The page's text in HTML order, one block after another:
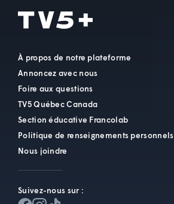
À propos de notre plateforme
Annoncez avec nous
Foire aux questions
TV5 Québec Canada
Section éducative Francolab
Politique de renseignements personnels
Nous joindre
Suivez-nous sur :